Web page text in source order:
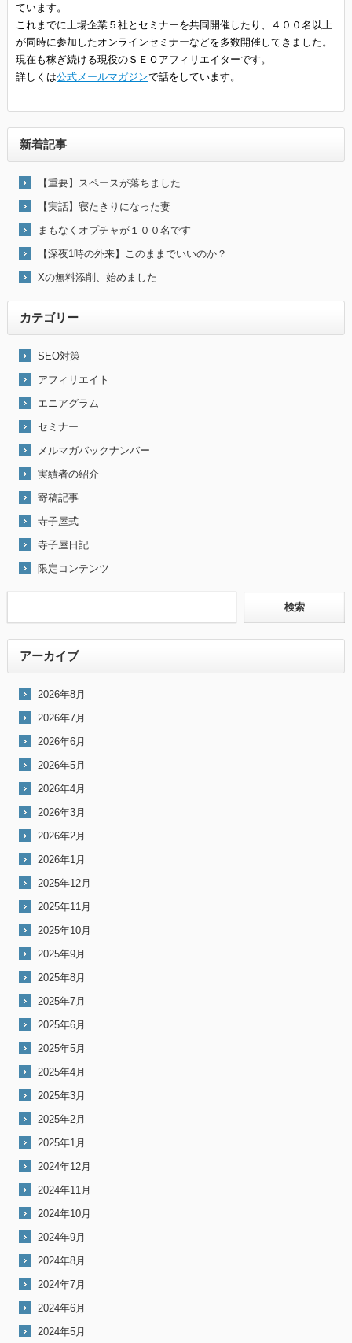
ています。
これまでに上場企業５社とセミナーを共同開催したり、４００名以上
が同時に参加したオンラインセミナーなどを多数開催してきました。
現在も稼ぎ続ける現役のＳＥＯアフィリエイターです。
詳しくは公式メールマガジンで話をしています。
新着記事
【重要】スペースが落ちました
【実話】寝たきりになった妻
まもなくオプチャが１００名です
【深夜1時の外来】このままでいいのか？
Xの無料添削、始めました
カテゴリー
SEO対策
アフィリエイト
エニアグラム
セミナー
メルマガバックナンバー
実績者の紹介
寄稿記事
寺子屋式
寺子屋日記
限定コンテンツ
アーカイブ
2026年8月
2026年7月
2026年6月
2026年5月
2026年4月
2026年3月
2026年2月
2026年1月
2025年12月
2025年11月
2025年10月
2025年9月
2025年8月
2025年7月
2025年6月
2025年5月
2025年4月
2025年3月
2025年2月
2025年1月
2024年12月
2024年11月
2024年10月
2024年9月
2024年8月
2024年7月
2024年6月
2024年5月